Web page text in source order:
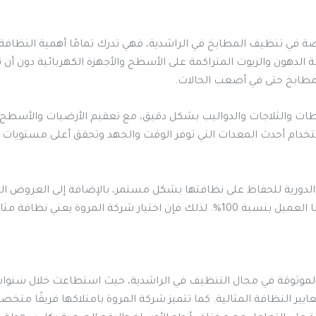
تنظيف المطابخ في الراشدية، فهي تدرك تمامًا أهمية النظافة
الدهون والزيوت المتراكمة على الأسطح والأجهزة
حتى في أصعب الحالات.
والثلاجات والدواليب بشكل دقيق، مع تعقيم الأرضيات
أحدث المعدات التي توفر الوقت والجهد وتحقق أعلى مستويات
للحفاظ على نظافتها بشكل مستمر، بالإضافة إلى العروض
تنظيف في الراشدية تلتزم بالمواعيد وتضمن رضا العميل بنسبة 100%. لذلك فإن
في مجال التنظيف في الراشدية، حيث استطاعت خلال
النظافة المثالية. كما تتميز شركة المروة بامتلاكها فريقًا